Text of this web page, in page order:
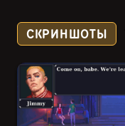
СКРИНШОТЫ